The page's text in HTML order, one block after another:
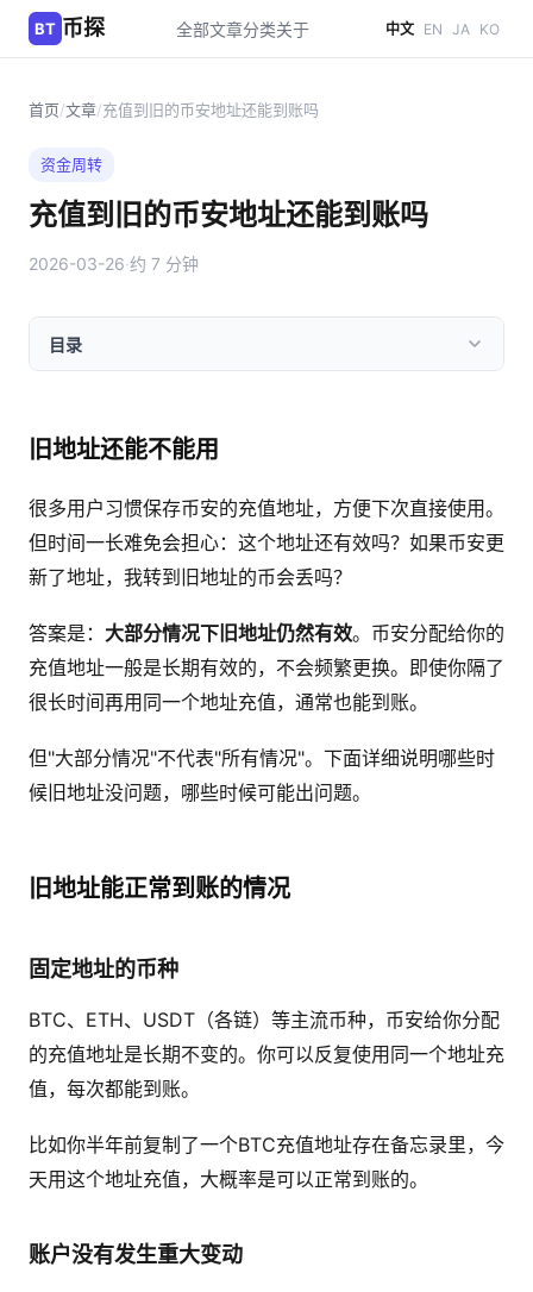
BT 币探 全部文章分类关于 中文 EN JA KO
首页/文章/充值到旧的币安地址还能到账吗
资金周转
充值到旧的币安地址还能到账吗
2026-03-26·约 7 分钟
目录
旧地址还能不能用
很多用户习惯保存币安的充值地址，方便下次直接使用。
但时间一长难免会担心：这个地址还有效吗？如果币安更
新了地址，我转到旧地址的币会丢吗？
答案是： 大部分情况下旧地址仍然有效。币安分配给你的
充值地址一般是长期有效的，不会频繁更换。即使你隔了
很长时间再用同一个地址充值，通常也能到账。
但"大部分情况"不代表"所有情况"。下面详细说明哪些时
候旧地址没问题，哪些时候可能出问题。
旧地址能正常到账的情况
固定地址的币种
BTC、ETH、USDT（各链）等主流币种，币安给你分配
的充值地址是长期不变的。你可以反复使用同一个地址充
值，每次都能到账。
比如你半年前复制了一个BTC充值地址存在备忘录里，今
天用这个地址充值，大概率是可以正常到账的。
账户没有发生重大变动